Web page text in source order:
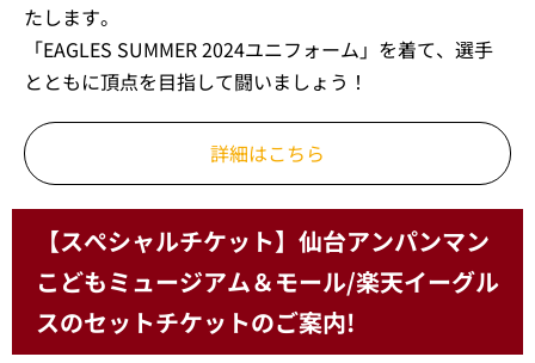
たします。
「EAGLES SUMMER 2024ユニフォーム」を着て、選手
とともに頂点を目指して闘いましょう！
詳細はこちら
【スぺシャルチケット】仙台アンパンマン
こどもミュージアム＆モール/楽天イーグル
スのセットチケットのご案内!